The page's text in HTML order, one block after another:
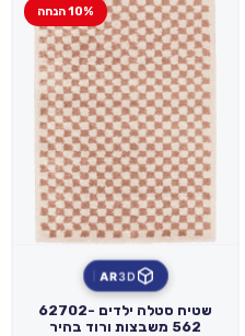
10% הנחה
3D
AR
שטיח סטלה ילדים 62702-
562 משבצות ורוד בהיר